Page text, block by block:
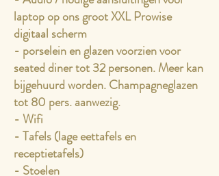
laptop op ons groot XXL Prowise
digitaal scherm
- porselein en glazen voorzien voor
seated diner tot 32 personen. Meer kan
bijgehuurd worden. Champagneglazen
tot 80 pers. aanwezig.
- Wifi
- Tafels (lage eettafels en
receptietafels)
- Stoelen